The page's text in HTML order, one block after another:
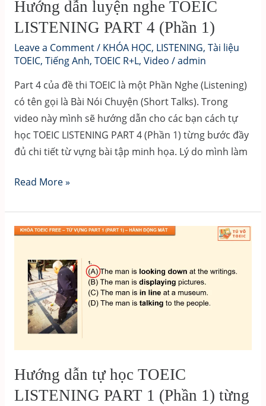
ETS
Reading
&
ETS
Listening 2023
chất
lượng
giá
Hướng dẫn luyện nghe TOEIC
LISTENING PART 4 (Phần 1)
Leave a Comment/ KHÓA HỌC, LISTENING, Tài liệu
TOEIC, Tiếng Anh, TOEIC R+L, Video /admin
Part 4 của đề thi TOEIC là một Phần Nghe (Listening)
có tên gọi là Bài Nói Chuyện (Short Talks). Trong
video này mình sẽ hướng dẫn cho các bạn cách tự
học TOEIC LISTENING PART 4 (Phần 1) từng bước đầy
đủ chi tiết từ vựng bài tập minh họa. Lý do mình làm
Hướng
luyện
nghe
LISTENING
PART
(Phần
Read More »
Hướng dẫn tự học TOEIC
LISTENING PART 1 (Phần 1) từng